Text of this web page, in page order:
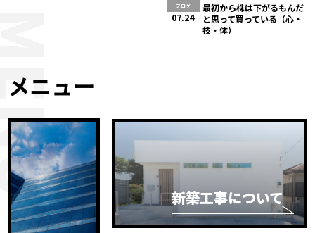
ブログ
07.24
最初から株は下がるもんだ
と思って買っている（心・
技・体）
メニュー
新築工事について